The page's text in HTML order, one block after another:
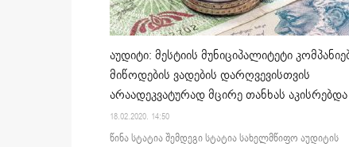
აუდიტი: მესტიის მუნიციპალიტეტი
მიწოდების ვადების დარღვევისთვის
არაადეკვატურად მცირე თანხას აკისრებდა
18.02.2020. 14:50
წინა სტატია შემდეგი სტატია სახელმწიფო აუდიტის